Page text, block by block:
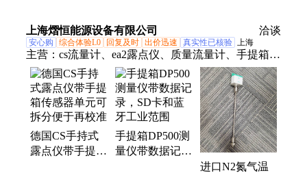
箱 自助采摘手
提包装箱
礼礼品盒 可按
需定制
色印刷压岁包订
做
上海熠恒能源设备有限公司 洽谈
安心购 综合体验L0 回复及时 出价迅速 真实性已核验 上海
主营： cs流量计、ea2露点仪、质量流量计、手提箱、
超声波测漏仪
德国CS手持式
露点仪带手提箱
手提箱DP500测
量仪带数据记
进口N2氮气温